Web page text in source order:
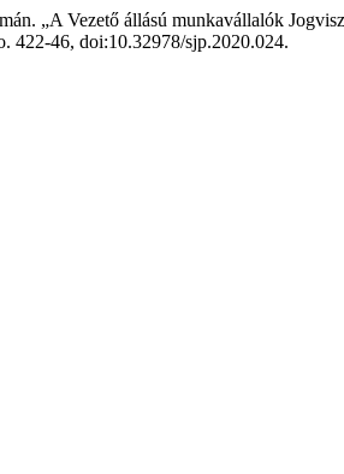
„A Vezető állású munkavállalók
422-46, doi:10.32978/sjp.2020.024.